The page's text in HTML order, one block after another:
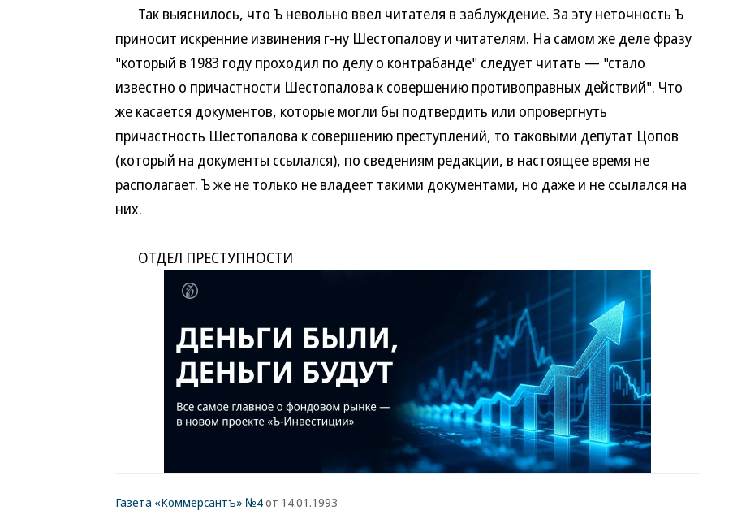
Так выяснилось, что Ъ невольно ввел читателя в заблуждение. За эту неточность Ъ
приносит искренние извинения г-ну Шестопалову и читателям. На самом же деле фразу
"который в 1983 году проходил по делу о контрабанде" следует читать — "стало
известно о причастности Шестопалова к совершению противоправных действий". Что
же касается документов, которые могли бы подтвердить или опровергнуть
причастность Шестопалова к совершению преступлений, то таковыми депутат Цопов
(который на документы ссылался), по сведениям редакции, в настоящее время не
располагает. Ъ же не только не владеет такими документами, но даже и не ссылался на
них.
ОТДЕЛ ПРЕСТУПНОСТИ
Газета «Коммерсантъ» №4от 14.01.1993